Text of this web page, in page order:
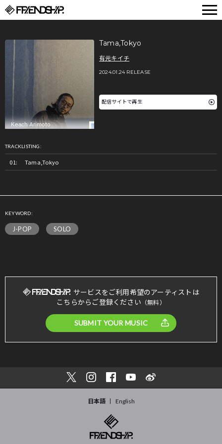
Tama,Tokyo
有元キイチ
2024.01.24 RELEASE
配信サイトで再生
TRACKLISTING:
Tama,Tokyo
KEYWORD:
J-POP SOLO
サービスをご利用希望のアーティストは
こちらからご登録ください （無料）
SUBMIT YOUR MUSIC
日本語 English